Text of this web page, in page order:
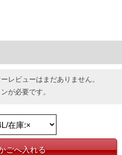
レビューはまだありません。
が必要です。